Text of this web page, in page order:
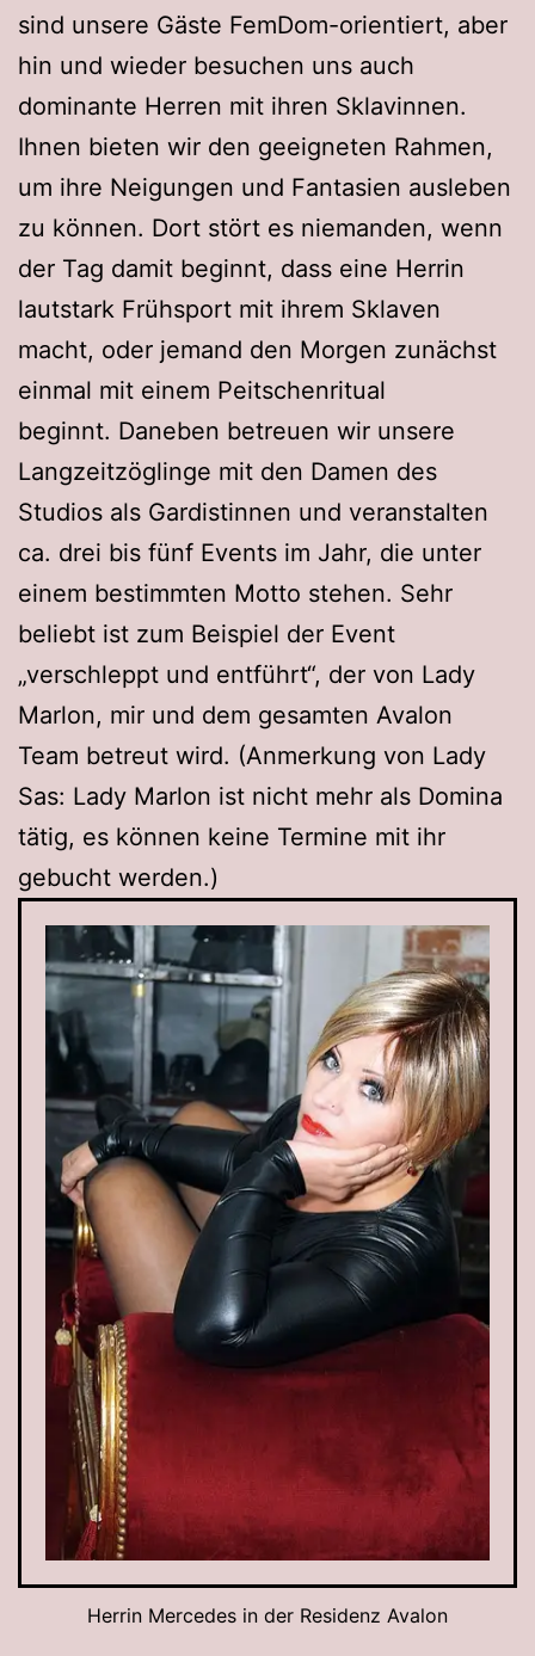
sind unsere Gäste FemDom-orientiert, aber
hin und wieder besuchen uns auch
dominante Herren mit ihren Sklavinnen.
Ihnen bieten wir den geeigneten Rahmen,
um ihre Neigungen und Fantasien ausleben
zu können. Dort stört es niemanden, wenn
der Tag damit beginnt, dass eine Herrin
lautstark Frühsport mit ihrem Sklaven
macht, oder jemand den Morgen zunächst
einmal mit einem Peitschenritual
beginnt. Daneben betreuen wir unsere
Langzeitzöglinge mit den Damen des
Studios als Gardistinnen und veranstalten
ca. drei bis fünf Events im Jahr, die unter
einem bestimmten Motto stehen. Sehr
beliebt ist zum Beispiel der Event
„verschleppt und entführt“, der von Lady
Marlon, mir und dem gesamten Avalon
Team betreut wird. (Anmerkung von Lady
Sas: Lady Marlon ist nicht mehr als Domina
tätig, es können keine Termine mit ihr
gebucht werden.)
Herrin Mercedes in der Residenz Avalon